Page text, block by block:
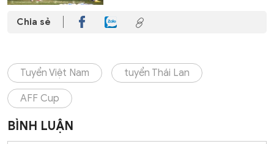
Chia sẻ
Tuyển Việt Nam tuyển Thái Lan
AFF Cup
BÌNH LUẬN